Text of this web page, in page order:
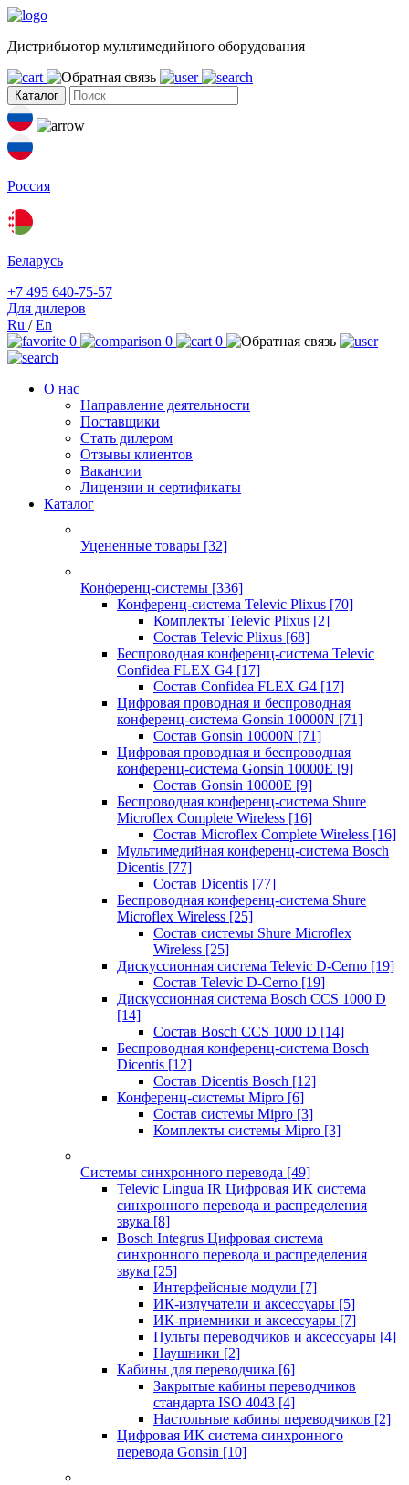
Дистрибьютор мультимедийного оборудования
Каталог
Россия
Беларусь
+7 495 640-75-57
Для дилеров
Ru /En
0
0 0
О нас
Направление деятельности
Поставщики
Стать дилером
Отзывы клиентов
Вакансии
Лицензии и сертификаты
Каталог
Уцененные товары [32]
Конференц-системы [336]
Конференц-система Televic Plixus [70]
Комплекты Televic Plixus [2]
Состав Televic Plixus [68]
Беспроводная конференц-система Televic
Confidea FLEX G4 [17]
Состав Confidea FLEX G4 [17]
Цифровая проводная и беспроводная
конференц-система Gonsin 10000N [71]
Состав Gonsin 10000N [71]
Цифровая проводная и беспроводная
конференц-система Gonsin 10000E [9]
Состав Gonsin 10000E [9]
Беспроводная конференц-система Shure
Microflex Complete Wireless [16]
Состав Microflex Complete Wireless [16]
Мультимедийная конференц-система Bosch
Dicentis [77]
Состав Dicentis [77]
Беспроводная конференц-система Shure
Microflex Wireless [25]
Состав системы Shure Microflex
Wireless [25]
Дискуссионная система Televic D-Cerno [19]
Состав Televic D-Cerno [19]
Дискуссионная система Bosch CCS 1000 D
[14]
Состав Bosch CCS 1000 D [14]
Беспроводная конференц-система Bosch
Dicentis [12]
Состав Dicentis Bosch [12]
Конференц-системы Mipro [6]
Состав системы Mipro [3]
Комплекты системы Mipro [3]
Системы синхронного перевода [49]
Televic Lingua IR Цифровая ИК система
синхронного перевода и распределения
звука [8]
Bosch Integrus Цифровая система
синхронного перевода и распределения
звука [25]
Интерфейсные модули [7]
ИК-излучатели и аксессуары [5]
ИК-приемники и аксессуары [7]
Пульты переводчиков и аксессуары [4]
Наушники [2]
Кабины для переводчика [6]
Закрытые кабины переводчиков
стандарта ISO 4043 [4]
Настольные кабины переводчиков [2]
Цифровая ИК система синхронного
перевода Gonsin [10]